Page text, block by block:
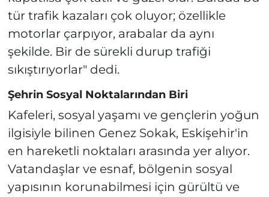
tür trafik kazaları çok oluyor; özellikle
motorlar çarpıyor, arabalar da aynı
şekilde. Bir de sürekli durup trafiği
sıkıştırıyorlar" dedi.
Şehrin Sosyal Noktalarından Biri
Kafeleri, sosyal yaşamı ve gençlerin yoğun
ilgisiyle bilinen Genez Sokak, Eskişehir'in
en hareketli noktaları arasında yer alıyor.
Vatandaşlar ve esnaf, bölgenin sosyal
yapısının korunabilmesi için gürültü ve